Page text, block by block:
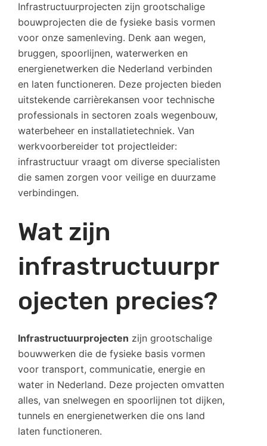
Infrastructuurprojecten zijn grootschalige
bouwprojecten die de fysieke basis vormen
voor onze samenleving. Denk aan wegen,
bruggen, spoorlijnen, waterwerken en
energienetwerken die Nederland verbinden
en laten functioneren. Deze projecten bieden
uitstekende carrièrekansen voor technische
professionals in sectoren zoals wegenbouw,
waterbeheer en installatietechniek. Van
werkvoorbereider tot projectleider:
infrastructuur vraagt om diverse specialisten
die samen zorgen voor veilige en duurzame
verbindingen.
Wat zijn
infrastructuurpr
ojecten precies?
Infrastructuurprojecten zijn grootschalige
bouwwerken die de fysieke basis vormen
voor transport, communicatie, energie en
water in Nederland. Deze projecten omvatten
alles, van snelwegen en spoorlijnen tot dijken,
tunnels en energienetwerken die ons land
laten functioneren.